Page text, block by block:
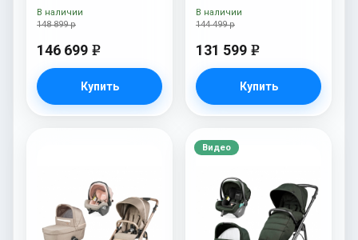
Bark New
148 899 р
146 699 e
Купить
В наличии
Amour
144 499 р
131 599 e
Купить
В наличии
Видео